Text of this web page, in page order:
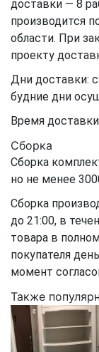
доставки — 8
производится
области. При
проекту
Дни доставки:
будние дни
Время
Сборка
Сборка
но не менее
Сборка
до 21:00, в
товара в
покупателя
момент
Также